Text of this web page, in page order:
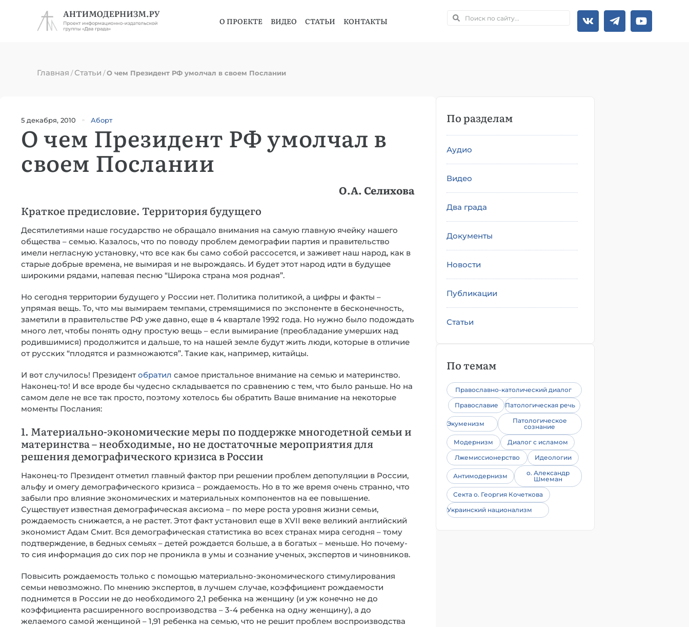
О ПРОЕКТЕ ВИДЕО СТАТЬИ КОНТАКТЫ
Главная /Статьи /О чем Президент РФ умолчал в своем Послании
5 декабря, 2010 Аборт
О чем Президент РФ умолчал в
своем Послании
О.А. Селихова
Краткое предисловие. Территория будущего
Десятилетиями наше государство не обращало внимания на самую главную ячейку нашего
общества – семью. Казалось, что по поводу проблем демографии партия и правительство
имели негласную установку, что все как бы само собой рассосется, и заживет наш народ, как в
старые добрые времена, не вымирая и не вырождаясь. И будет этот народ идти в будущее
широкими рядами, напевая песню “Широка страна моя родная”.
Но сегодня территории будущего у России нет. Политика политикой, а цифры и факты –
упрямая вещь. То, что мы вымираем темпами, стремящимися по экспоненте в бесконечность,
заметили в правительстве РФ уже давно, еще в 4 квартале 1992 года. Но нужно было подождать
много лет, чтобы понять одну простую вещь – если вымирание (преобладание умерших над
родившимися) продолжится и дальше, то на нашей земле будут жить люди, которые в отличие
от русских “плодятся и размножаются”. Такие как, например, китайцы.
И вот случилось! Президентобратил самое пристальное внимание на семью и материнство.
Наконец-то! И все вроде бы чудесно складывается по сравнению с тем, что было раньше. Но на
самом деле не все так просто, поэтому хотелось бы обратить Ваше внимание на некоторые
моменты Послания:
1. Материально-экономические меры по поддержке многодетной семьи и
материнства – необходимые, но не достаточные мероприятия для
решения демографического кризиса в России
Наконец-то Президент отметил главный фактор при решении проблем депопуляции в России,
альфу и омегу демографического кризиса – рождаемость. Но в то же время очень странно, что
забыли про влияние экономических и материальных компонентов на ее повышение.
Существует известная демографическая аксиома – по мере роста уровня жизни семьи,
рождаемость снижается, а не растет. Этот факт установил еще в XVII веке великий английский
экономист Адам Смит. Вся демографическая статистика во всех странах мира сегодня – тому
подтверждение, в бедных семьях – детей рождается больше, а в богатых – меньше. Но почему-
то сия информация до сих пор не проникла в умы и сознание ученых, экспертов и чиновников.
Повысить рождаемость только с помощью материально-экономического стимулирования
семьи невозможно. По мнению экспертов, в лучшем случае, коэффициент рождаемости
поднимется в России не до необходимого 2,1 ребенка на женщину (и уж конечно не до
коэффициента расширенного воспроизводства – 3-4 ребенка на одну женщину), а до
желаемого самой женщиной – 1,91 ребенка на семью, что не решит проблем воспроизводства
По разделам
Аудио
Видео
Два града
Документы
Новости
Публикации
Статьи
По темам
Православно-католический диалог
Православие
Патологическая речь
Экуменизм
Патологическое
сознание
Модернизм
Диалог с исламом
Лжемиссионерство
Идеологии
Антимодернизм
о. Александр
Шмеман
Секта о. Георгия Кочеткова
Украинский национализм